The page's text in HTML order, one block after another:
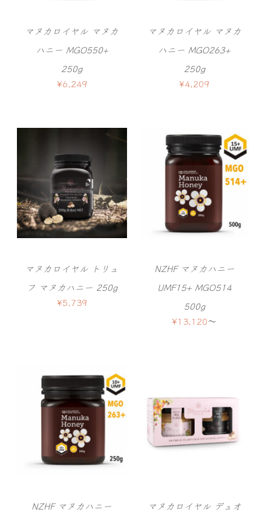
マヌカロイヤル マヌカ
ハニー MGO550+
250g
¥6,249
マヌカロイヤル マヌカ
ハニー MGO263+
250g
¥4,209
マヌカロイヤル トリュ
フ マヌカハニー 250g
¥5,739
NZHF マヌカハニー
UMF15+ MGO514
500g
¥13,120〜
NZHF マヌカハニー マヌカロイヤル デュオ